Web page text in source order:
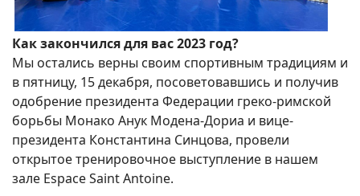
Как закончился для вас 2023 год?
Мы остались верны своим спортивным традициям и
в пятницу, 15 декабря, посоветовавшись и получив
одобрение президента Федерации греко-римской
борьбы Монако Анук Модена-Дориа и вице-
президента Константина Синцова, провели
открытое тренировочное выступление в нашем
зале Espace Saint Antoine.